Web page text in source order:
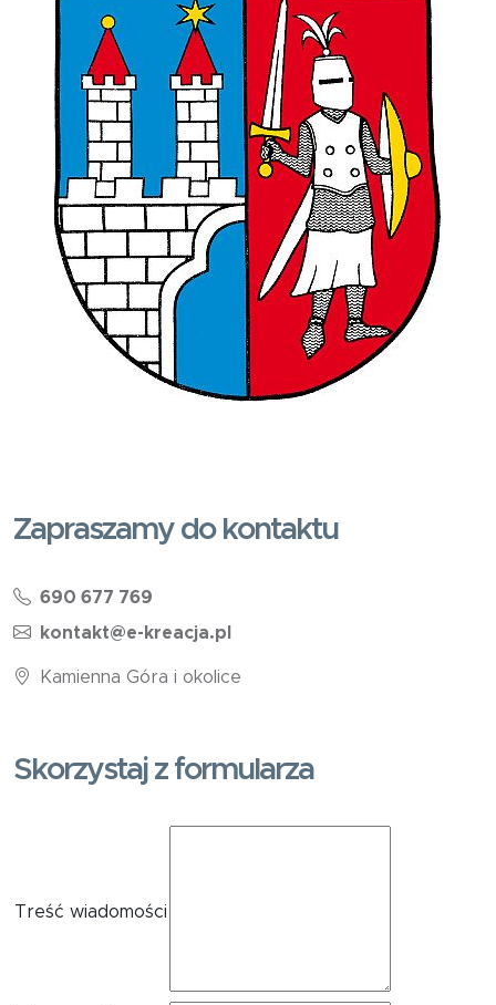
Zapraszamy do kontaktu
690 677 769
kontakt@e-kreacja.pl
Kamienna Góra i okolice
Skorzystaj z formularza
Treść wiadomości